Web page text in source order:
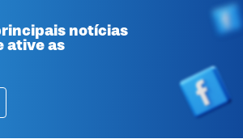
notícias
ative as